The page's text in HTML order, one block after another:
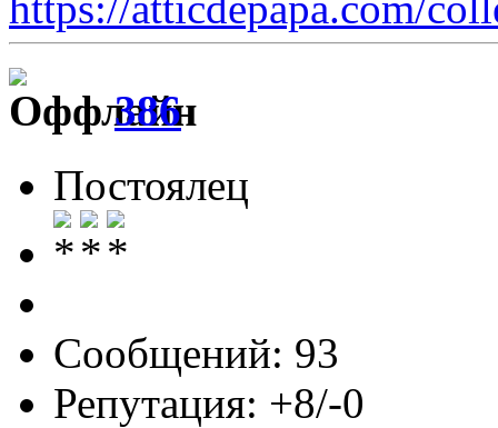
386
Постоялец
Сообщений: 93
Репутация: +8/-0